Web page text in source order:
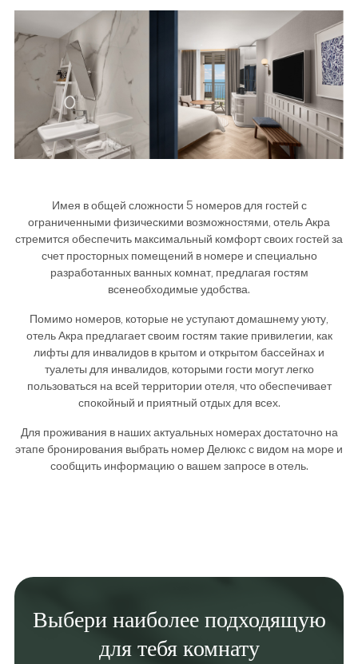
Имея в общей сложности 5 номеров для гостей с
ограниченными физическими возможностями, отель Акра
стремится обеспечить максимальный комфорт своих гостей за
счет просторных помещений в номере и специально
разработанных ванных комнат, предлагая гостям
всенеобходимые удобства.
Помимо номеров, которые не уступают домашнему уюту,
отель Акра предлагает своим гостям такие привилегии, как
лифты для инвалидов в крытом и открытом бассейнах и
туалеты для инвалидов, которыми гости могут легко
пользоваться на всей территории отеля, что обеспечивает
спокойный и приятный отдых для всех.
Для проживания в наших актуальных номерах достаточно на
этапе бронирования выбрать номер Делюкс с видом на море и
сообщить информацию о вашем запросе в отель.
Выбери наиболее подходящую
для тебя комнату